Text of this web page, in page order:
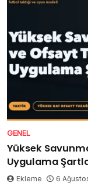
GENEL
Yüksek
Uygulama
Ekleme 6